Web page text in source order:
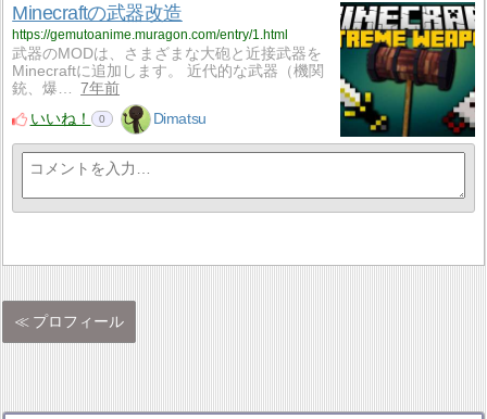
Minecraftの武器改造
https://gemutoanime.muragon.com/entry/1.html
武器のMODは、さまざまな大砲と近接武器を
Minecraftに追加します。 近代的な武器（機関
銃、爆…
7年前
いいね！
0 Dimatsu
プロフィール